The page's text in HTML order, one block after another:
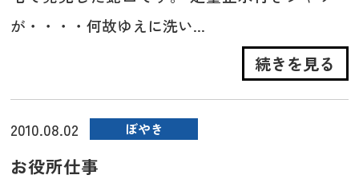
が・・・・何故ゆえに洗い...
続きを見る
2010.08.02 ぼやき
お役所仕事